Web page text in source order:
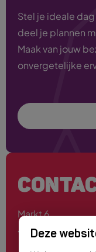
Deze
Stel je ideale
deel je plannen
Maak van jouw
onvergetelijke
Markt 6
4701 PE